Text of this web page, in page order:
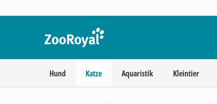
Hund Katze Aquaristik Kleintier